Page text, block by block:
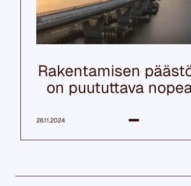
Rakentamisen
on puututtava
26.11.2024